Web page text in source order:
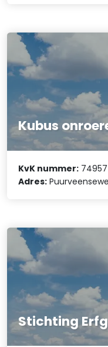
Kubus
KvK nummer:
Adres:
Stichting